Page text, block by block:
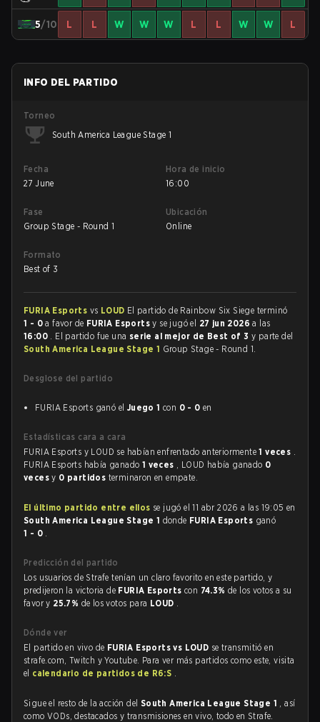
5/10 L L W W W L L W W L
INFO DEL PARTIDO
Torneo
South America League Stage 1
Fecha
27 June
Hora de inicio
16:00
Fase
Group Stage - Round 1
Ubicación
Online
Formato
Best of 3
FURIA Esports vs LOUD El partido de Rainbow Six Siege terminó
1 - 0 a favor de FURIA Esportsy se jugó el 27 jun 2026a las
16:00 . El partido fue una serie al mejor de Best of 3y parte del
South America League Stage 1 Group Stage - Round 1.
Desglose del partido
FURIA Esports ganó el Juego 1 con 0 - 0 en
Estadísticas cara a cara
FURIA Esports y LOUD se habían enfrentado anteriormente1 veces .
FURIA Esports había ganado 1 veces , LOUD había ganado 0
vecesy 0 partidos terminaron en empate.
El último partido entre ellos se jugó el 11 abr 2026 a las 19:05 en
South America League Stage 1 donde FURIA Esports ganó
1 - 0 .
Predicción del partido
Los usuarios de Strafe tenían un claro favorito en este partido, y
predijeron la victoria de FURIA Esportscon 74.3%de los votos a su
favor y 25.7% de los votos para LOUD .
Dónde ver
El partido en vivo de FURIA Esports vs LOUD se transmitió en
strafe.com, Twitch y Youtube. Para ver más partidos como este, visita
el calendario de partidos de R6:S .
Sigue el resto de la acción del South America League Stage 1 , así
como VODs, destacados y transmisiones en vivo, todo en Strafe.